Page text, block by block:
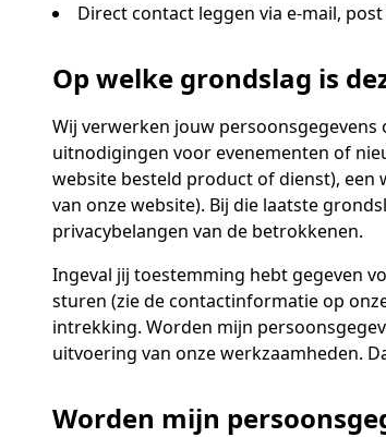
Direct contact leggen via e-mail,
Op welke grondslag is
Wij verwerken jouw
uitnodigingen voor evenementen of
website besteld product of dienst),
van onze website). Bij die laatste
privacybelangen van de betrokkenen.
Ingeval jij toestemming hebt gegeven
sturen (zie de contactinformatie op
intrekking. Worden mijn
uitvoering van onze werkzaamheden.
Worden mijn